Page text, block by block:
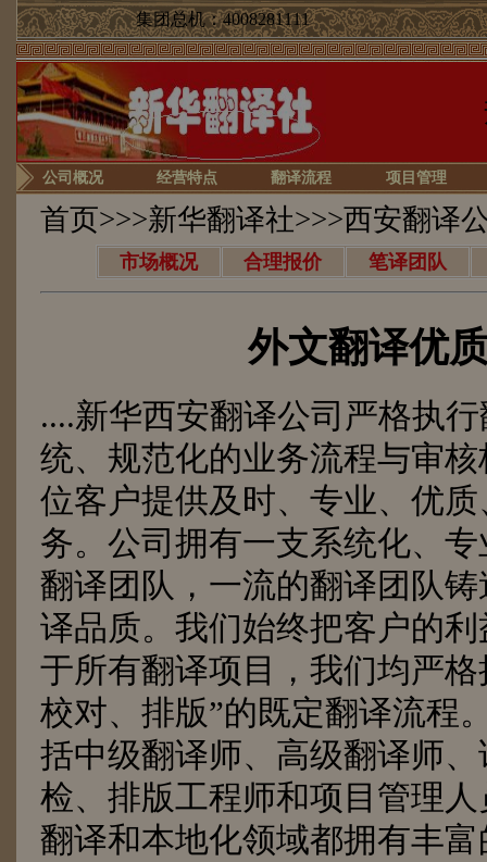
集团总机：4008281111
公司概况 经营特点 翻译流程 项目管理
首页>>>新华翻译社>>>西安翻译
市场概况 合理报价 笔译团队
外文翻译优
....新华西安翻译公司严格执
统、规范化的业务流程与审
位客户提供及时、专业、优
务。 公司拥有一支系统化、
翻译团队，一流的翻译团队
译品质。我们始终把客户的
于所有翻译项目，我们均严
校对、排版”的既定翻译流程
括中级翻译师、高级翻译师
检、排版工程师和项目管理
翻译和本地化领域都拥有丰